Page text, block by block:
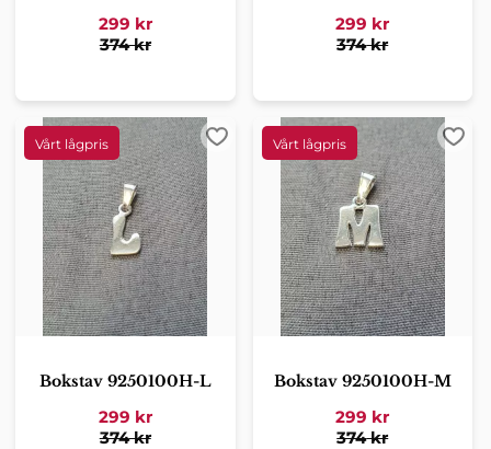
299 kr
374kr
299 kr
374kr
Bokstav 9250100H-L
299 kr
374kr
Lägg till i favoriter
Bokstav 9250100H-M
299 kr
374kr